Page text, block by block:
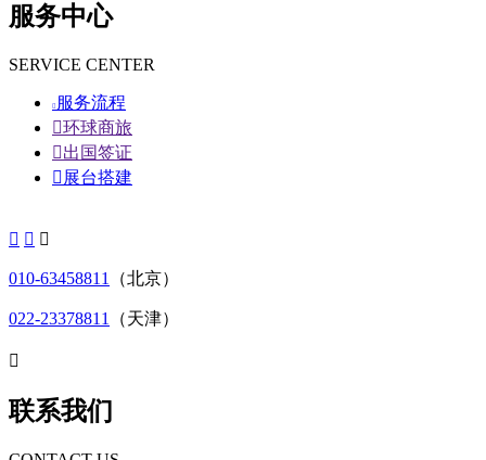
服务中心
SERVICE CENTER
 服务流程
环球商旅
出国签证
 展台搭建
  
010-63458811 （北京）
022-23378811 （天津）

联系我们